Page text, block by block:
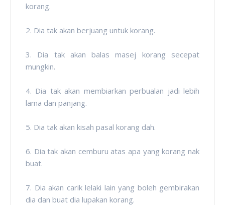
korang.
2. Dia tak akan berjuang untuk korang.
3. Dia tak akan balas masej korang secepat
mungkin.
4. Dia tak akan membiarkan perbualan jadi lebih
lama dan panjang.
5. Dia tak akan kisah pasal korang dah.
6. Dia tak akan cemburu atas apa yang korang nak
buat.
7. Dia akan carik lelaki lain yang boleh gembirakan
dia dan buat dia lupakan korang.